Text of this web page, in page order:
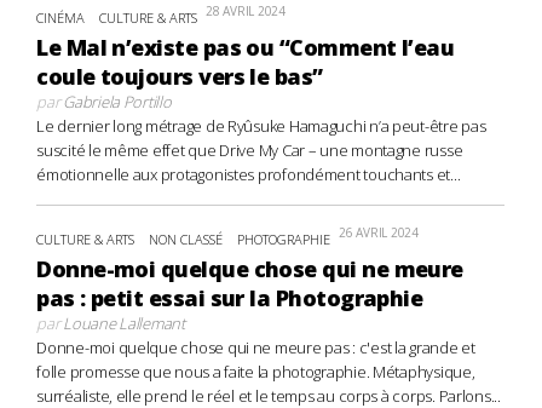
CINÉMA CULTURE & ARTS 28 AVRIL 2024
Le Mal n’existe pas ou “Comment l’eau
coule toujours vers le bas”
parGabriela Portillo
Le dernier long métrage de Ryûsuke Hamaguchi n’a peut-être pas
suscité le même effet que Drive My Car – une montagne russe
émotionnelle aux protagonistes profondément touchants et...
CULTURE & ARTS NON CLASSÉ PHOTOGRAPHIE 26 AVRIL 2024
Donne-moi quelque chose qui ne meure
pas : petit essai sur la Photographie
parLouane Lallemant
Donne-moi quelque chose qui ne meure pas : c'est la grande et
folle promesse que nous a faite la photographie. Métaphysique,
surréaliste, elle prend le réel et le temps au corps à corps. Parlons...